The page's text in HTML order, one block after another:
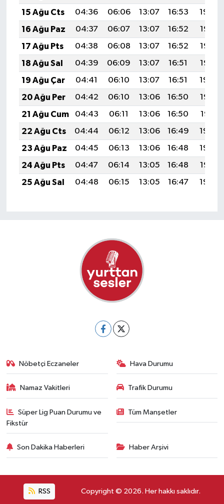
15 Ağu Cts
04:36 06:06 13:07 16:53
19:59
16 Ağu Paz
04:37 06:07 13:07 16:52
19:58
17 Ağu Pts
04:38 06:08 13:07 16:52
19:56
18 Ağu Sal
04:39 06:09 13:07 16:51
19:55
19 Ağu Çar
04:41 06:10 13:07 16:51
19:54
20 Ağu Per
04:42 06:10 13:06 16:50
19:52
21 Ağu Cum
04:43 06:11 13:06 16:50
19:51
22 Ağu Cts
04:44 06:12 13:06 16:49
19:50
23 Ağu Paz
04:45 06:13 13:06 16:48
19:48
24 Ağu Pts
04:47 06:14 13:05 16:48
19:47
25 Ağu Sal
04:48 06:15 13:05 16:47 19:45
Nöbetçi Eczaneler Hava Durumu
Namaz Vakitleri Trafik Durumu
Süper Lig Puan Durumu ve
Fikstür
Tüm Manşetler
Son Dakika Haberleri Haber Arşivi
RSS Copyright © 2026. Her hakkı saklıdır.